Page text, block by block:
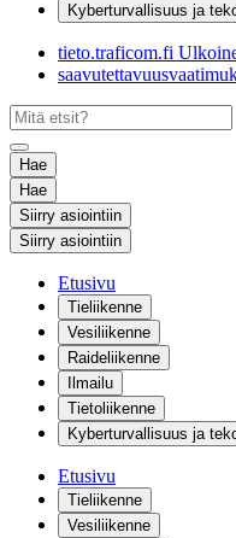
Kyberturvallisuus ja
tieto.traficom.fi
Hae
Hae
Siirry asiointiin
Siirry asiointiin
Etusivu
Tieliikenne
Vesiliikenne
Raideliikenne
Ilmailu
Tietoliikenne
Kyberturvallisuus ja
Etusivu
Tieliikenne
Vesiliikenne